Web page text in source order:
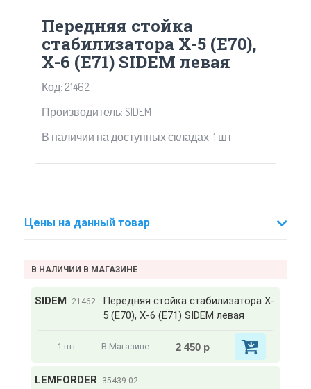
Передняя стойка
стабилизатора X-5 (Е70),
X-6 (Е71) SIDEM левая
Код: 21462
Производитель: SIDEM
В наличии на доступных складах: 1 шт.
Цены на данный товар
В НАЛИЧИИ В МАГАЗИНЕ
SIDEM 21462
Передняя стойка стабилизатора X-
5 (Е70), X-6 (Е71) SIDEM левая
1 шт. В Магазине 2 450 р
LEMFORDER 35439 02